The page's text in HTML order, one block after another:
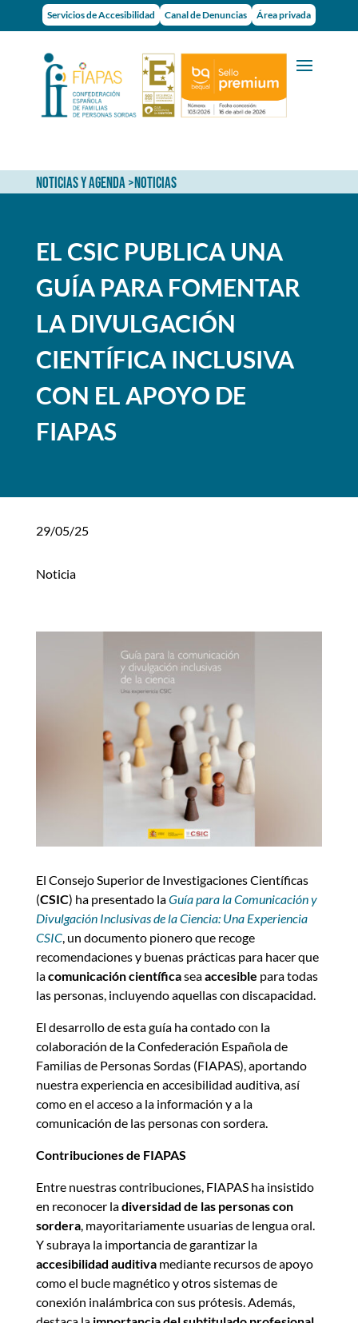
Servicios de Accesibilidad Canal de Denuncias Área privada
NOTICIAS Y AGENDA>NOTICIAS
EL CSIC PUBLICA UNA
GUÍA PARA FOMENTAR
LA DIVULGACIÓN
CIENTÍFICA INCLUSIVA
CON EL APOYO DE
FIAPAS
29/05/25
Noticia
El Consejo Superior de Investigaciones Científicas
(CSIC) ha presentado laGuía para la Comunicación y
Divulgación Inclusivas de la Ciencia: Una Experiencia
CSIC, un documento pionero que recoge
recomendaciones y buenas prácticas para hacer que
lacomunicación científicaseaaccesible para todas
las personas, incluyendo aquellas con discapacidad.
El desarrollo de esta guía ha contado con la
colaboración de la Confederación Española de
Familias de Personas Sordas (FIAPAS), aportando
nuestra experiencia en accesibilidad auditiva, así
como en el acceso a la información y a la
comunicación de las personas con sordera.
Contribuciones de FIAPAS
Entre nuestras contribuciones, FIAPAS ha insistido
en reconocer ladiversidad de las personas con
sordera, mayoritariamente usuarias de lengua oral.
Y subraya la importancia de garantizar la
accesibilidad auditivamediante recursos de apoyo
como el bucle magnético y otros sistemas de
conexión inalámbrica con sus prótesis. Además,